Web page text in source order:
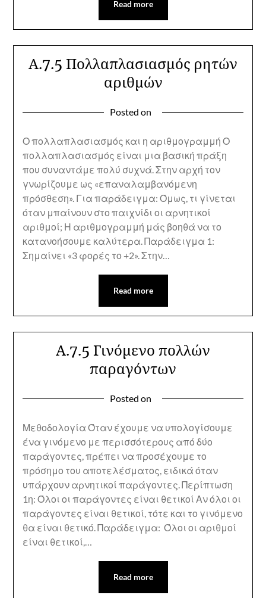
Read more
Α.7.5 Πολλαπλασιασμός ρητών
αριθμών
Posted on
Ο πολλαπλασιασμός και η αριθμογραμμή Ο
πολλαπλασιασμός είναι μια βασική πράξη
που συναντάμε πολύ συχνά. Στην αρχή τον
γνωρίζουμε ως «επαναλαμβανόμενη
πρόσθεση». Για παράδειγμα: Όμως, τι γίνεται
όταν μπαίνουν στο παιχνίδι οι αρνητικοί
αριθμοί; Η αριθμογραμμή μάς βοηθά να το
κατανοήσουμε καλύτερα. Παράδειγμα 1:
Σημαίνει «3 φορές το +2». Στην…
Read more
Α.7.5 Γινόμενο πολλών
παραγόντων
Posted on
Μεθοδολογία Όταν έχουμε να υπολογίσουμε
ένα γινόμενο με περισσότερους από δύο
παράγοντες, πρέπει να προσέχουμε το
πρόσημο του αποτελέσματος, ειδικά όταν
υπάρχουν αρνητικοί παράγοντες. Περίπτωση
1η: Όλοι οι παράγοντες είναι θετικοί Αν όλοι οι
παράγοντες είναι θετικοί, τότε και το γινόμενο
θα είναι θετικό. Παράδειγμα: Όλοι οι αριθμοί
είναι θετικοί,…
Read more